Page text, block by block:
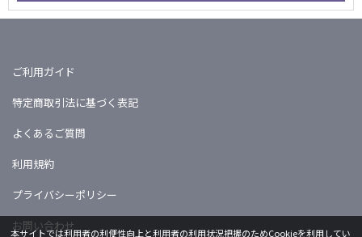
ご利用ガイド
特定商取引法に基づく表記
よくあるご質問
利用規約
プライバシーポリシー
お問い合わせ
本サイトでは利用者の利便性向上と利用者の利用状況把握のためCookieを利用してい